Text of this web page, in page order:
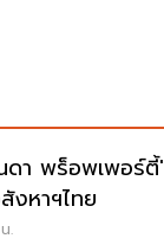
ดา พร็อพเพอร์ตี้'
งหาฯไทย
.